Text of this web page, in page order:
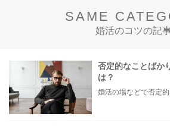
SAME
婚活のコツの記
否定的なことばか
は？